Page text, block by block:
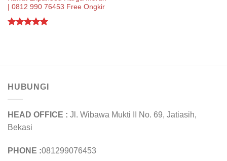
| 0812 990 76453 Free Ongkir
HUBUNGI
HEAD OFFICE : Jl. Wibawa Mukti II No. 69, Jatiasih,
Bekasi
PHONE :081299076453